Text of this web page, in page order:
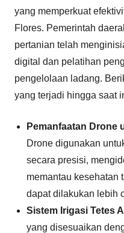
yang memperkuat
Flores. Pemerintah
pertanian telah
digital dan pelatihan
pengelolaan ladang.
yang terjadi hingga saat
Pemanfaatan Drone
Drone digunakan
secara presisi,
memantau kesehatan
dapat dilakukan lebih
Sistem Irigasi Tetes
yang disesuaikan